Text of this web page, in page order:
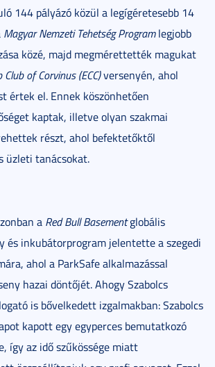
144 pályázó közül a legígéretesebb 14
Magyar Nemzeti Tehetség Programlegjobb
közé, majd megmérettették magukat
of Corvinus (ECC)versenyén, ahol
értek el. Ennek köszönhetően
kaptak, illetve olyan szakmai
részt, ahol befektetőktől
üzleti tanácsokat.
a Red Bull Basementglobális
és inkubátorprogram jelentette a szegedi
ahol a ParkSafe alkalmazással
hazai döntőjét. Ahogy Szabolcs
is bővelkedett izgalmakban: Szabolcs
kapott egy egyperces bemutatkozó
így az idő szűkössége miatt